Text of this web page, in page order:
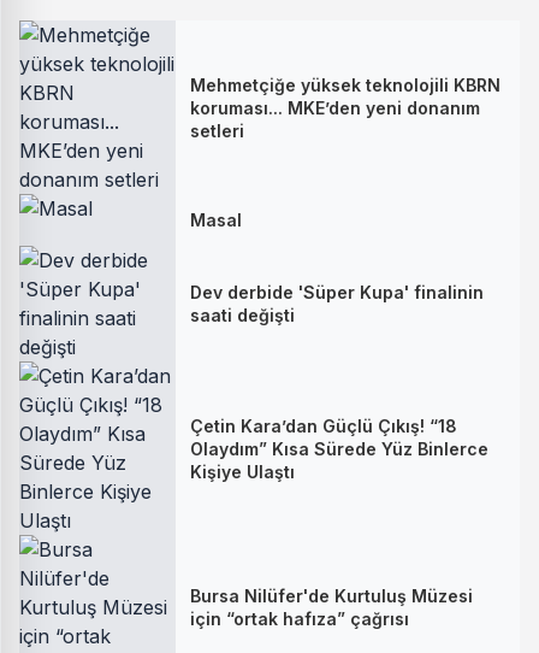
Mehmetçiğe yüksek teknolojili KBRN
koruması... MKE’den yeni donanım
setleri
Masal
Dev derbide 'Süper Kupa' finalinin
saati değişti
Çetin Kara’dan Güçlü Çıkış! “18
Olaydım” Kısa Sürede Yüz Binlerce
Kişiye Ulaştı
Bursa Nilüfer'de Kurtuluş Müzesi
için “ortak hafıza” çağrısı